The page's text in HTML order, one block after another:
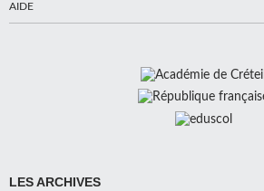
AIDE
LES ARCHIVES